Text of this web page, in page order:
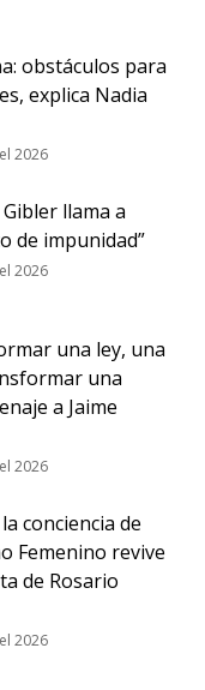
obstáculos para
explica Nadia
2026
llama a
de impunidad”
2026
una ley, una
una
a Jaime
2026
conciencia de
Femenino revive
de Rosario
2026